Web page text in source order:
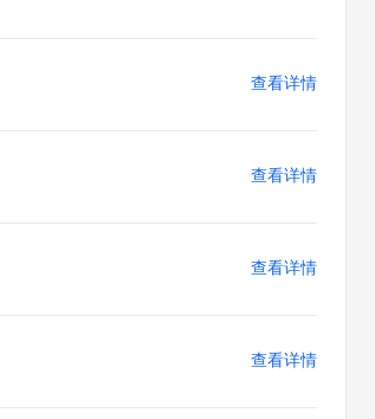
查看详情
查看详情
查看详情
查看详情